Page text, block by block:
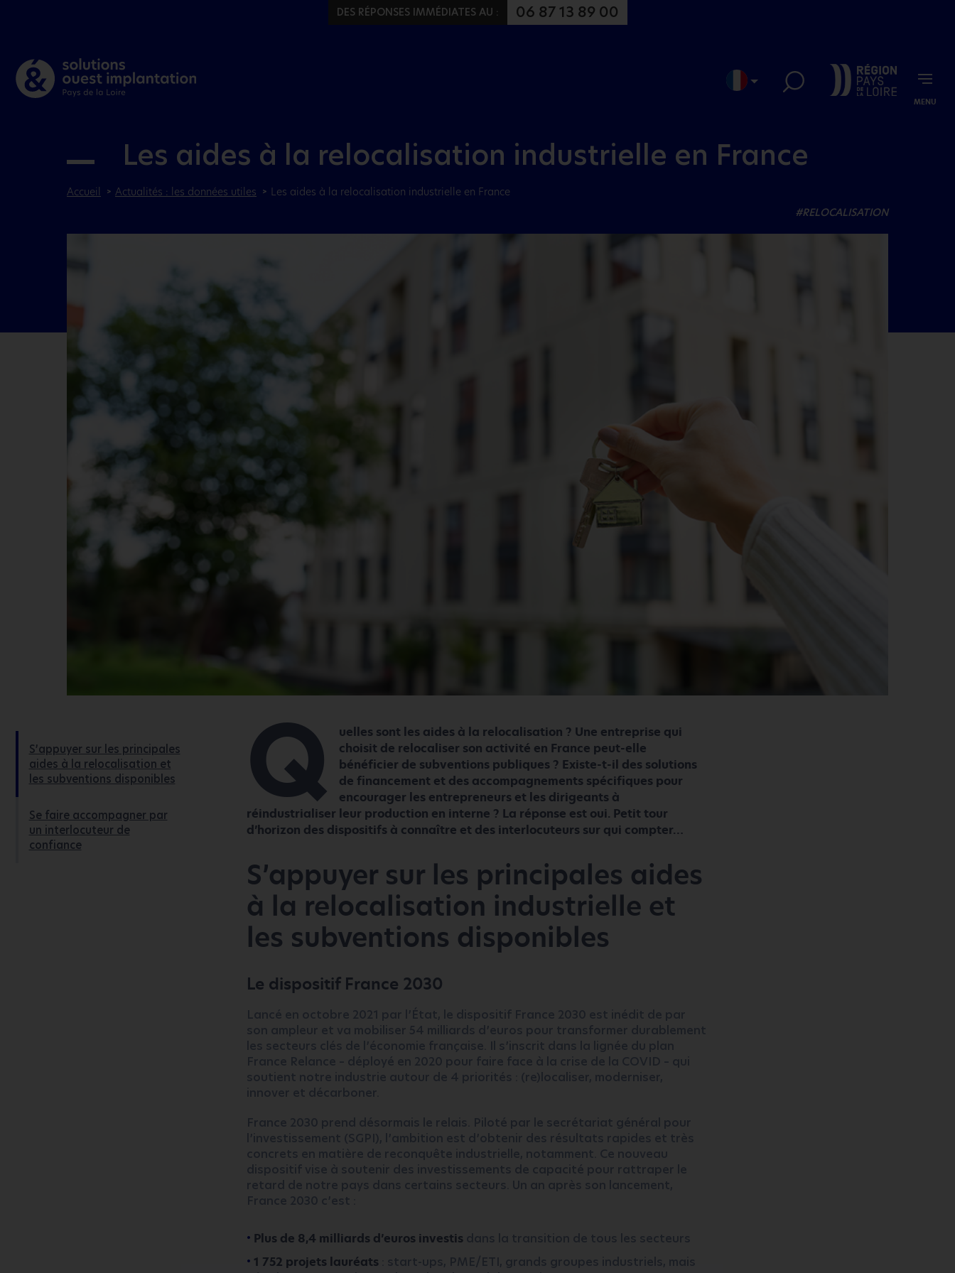
Aller au menu
Aller au contenu
DES RÉPONSES IMMÉDIATES AU : 06 87 13 89 00
MENU
Les aides à la relocalisation industrielle en France
Accueil Actualités : les données utiles
Les aides à la relocalisation industrielle en France
#RELOCALISATION
S’appuyer sur les principales
aides à la relocalisation et
les subventions disponibles
Se faire accompagner par
un interlocuteur de
confiance
Q
uelles sont les aides à la relocalisation ? Une entreprise qui
choisit de relocaliser son activité en France peut-elle
bénéficier de subventions publiques ? Existe-t-il des solutions
de financement et des accompagnements spécifiques pour
encourager les entrepreneurs et les dirigeants à
réindustrialiser leur production en interne ? La réponse est oui. Petit tour
d’horizon des dispositifs à connaître et des interlocuteurs sur qui compter…
S’appuyer sur les principales aides
à la relocalisation industrielle et
les subventions disponibles
Le dispositif France 2030
Lancé en octobre 2021 par l’État, le dispositif France 2030 est inédit de par
son ampleur et va mobiliser 54 milliards d’euros pour transformer durablement
les secteurs clés de l’économie française. Il s’inscrit dans la lignée du plan
France Relance – déployé en 2020 pour faire face à la crise de la COVID – qui
soutient notre industrie autour de 4 priorités : (re)localiser, moderniser,
innover et décarboner.
France 2030 prend désormais le relais. Piloté par le secrétariat général pour
l’investissement (SGPI), l’ambition est d’obtenir des résultats rapides et très
concrets en matière de reconquête industrielle, notamment. Ce nouveau
dispositif vise à soutenir des investissements de capacité pour rattraper le
retard de notre pays dans certains secteurs. Un an après son lancement,
France 2030 c’est :
Plus de 8,4 milliards d’euros investis dans la transition de tous les secteurs
1 752 projets lauréats : start-ups, PME/ETI, grands groupes industriels, mais